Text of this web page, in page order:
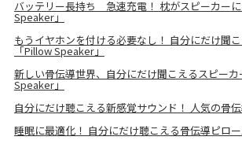
バッテリー長持ち 急速充電！ 枕がスピーカー
Speaker」
もうイヤホンを付ける必要なし！ 自分にだけ聞
「Pillow Speaker」
新しい骨伝導世界、自分にだけ聞こえるスピー
Speaker」
自分にだけ聴こえる新感覚サウンド！ 人気の骨
睡眠に最適化！ 自分にだけ聴こえる骨伝導ピロ